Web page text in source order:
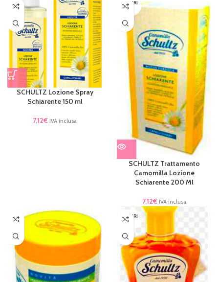
SCHULTZ Lozione Spray
Schiarente 150 ml
7,12€ IVA inclusa
ESAURI
TO
SCHULTZ Trattamento
Camomilla Lozione
Schiarente 200 Ml
7,12€ IVA inclusa
ESAURI
TO